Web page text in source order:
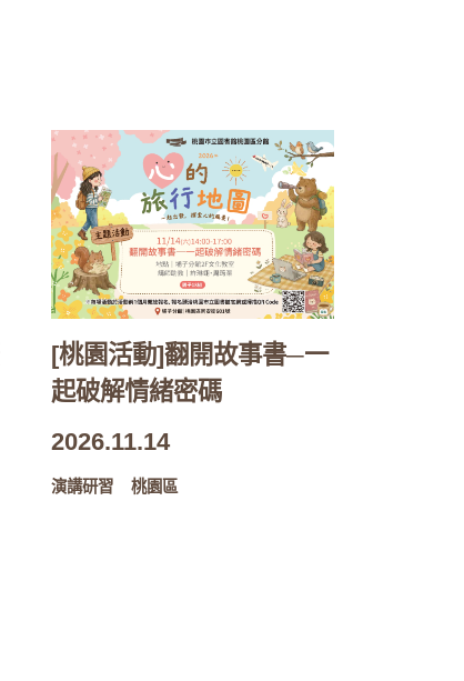
[桃園活動]翻開故事書─一
起破解情緒密碼
2026.11.14
演講研習 桃園區